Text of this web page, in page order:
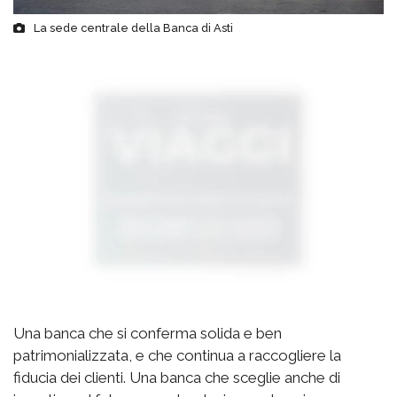
La sede centrale della Banca di Asti
Una banca che si conferma solida e ben
patrimonializzata, e che continua a raccogliere la
fiducia dei clienti. Una banca che sceglie anche di